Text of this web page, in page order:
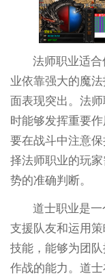
法师职业适
业依靠强大的魔
面表现突出。法
时能够发挥重要
要在战斗中注意
择法师职业的玩
势的准确判断。
道士职业是
支援队友和运用
技能，能够为团
作战的能力。道